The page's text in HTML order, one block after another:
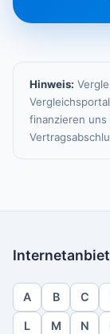
Hinweis:
finanzieren
A B C
L M N